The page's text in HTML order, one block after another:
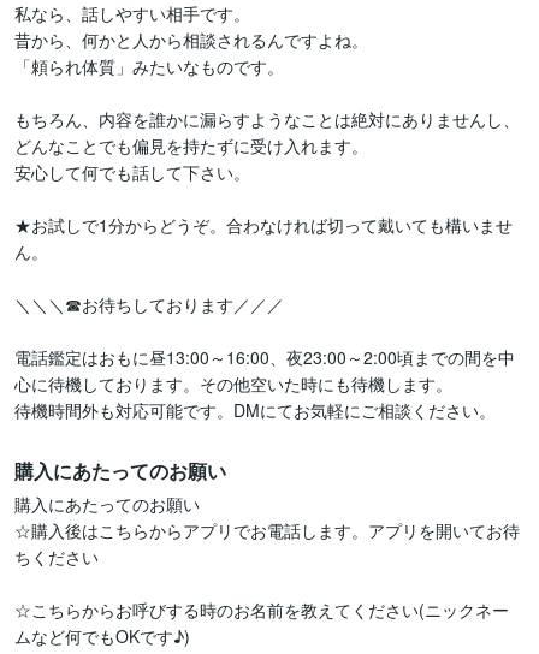
私なら、話しやすい相手です。
昔から、何かと人から相談されるんですよね。
「頼られ体質」みたいなものです。
もちろん、内容を誰かに漏らすようなことは絶対にありませんし、
どんなことでも偏見を持たずに受け入れます。
安心して何でも話して下さい。
★お試しで1分からどうぞ。合わなければ切って戴いても構いませ
ん。
＼＼＼☎お待ちしております／／／
電話鑑定はおもに昼13:00～16:00、夜23:00～2:00頃までの間を中
心に待機しております。その他空いた時にも待機します。
待機時間外も対応可能です。DMにてお気軽にご相談ください。
購入にあたってのお願い
購入にあたってのお願い
☆購入後はこちらからアプリでお電話します。アプリを開いてお待
ちください
☆こちらからお呼びする時のお名前を教えてください(ニックネー
ムなど何でもOKです♪)